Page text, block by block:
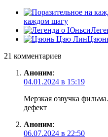
каждом шагу
21 комментариев
Аноним:
04.01.2024 в 15:19
Мерзкая озвучка
дефект
Аноним:
06.07.2024 в 22:50